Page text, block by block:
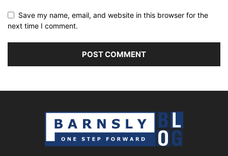
Save my name, email, and website in this browser for the
next time I comment.